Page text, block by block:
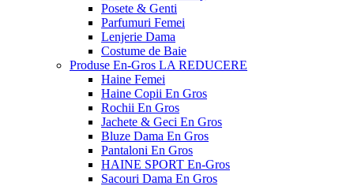
Posete & Genti
Parfumuri Femei
Lenjerie Dama
Costume de Baie
Produse En-Gros LA REDUCERE
Haine Femei
Haine Copii En Gros
Rochii En Gros
Jachete & Geci En Gros
Bluze Dama En Gros
Pantaloni En Gros
HAINE SPORT En-Gros
Sacouri Dama En Gros